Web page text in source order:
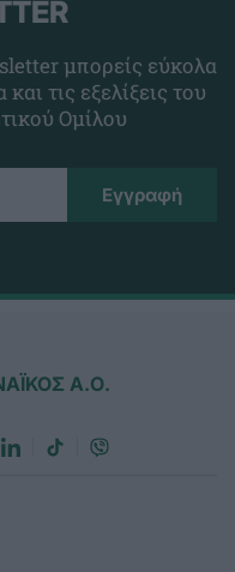
μπορείς εύκολα
τις εξελίξεις του
Ομίλου
Α.Ο.